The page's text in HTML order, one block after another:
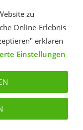
DATENSCHUTZ
DER INSEL
zu
Online-Erlebnis
erklären
Einstellungen